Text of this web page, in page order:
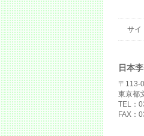
サイ
日本
〒113-
東京都
TEL：
FAX：